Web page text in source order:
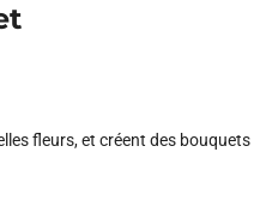
fleurs, et créent des